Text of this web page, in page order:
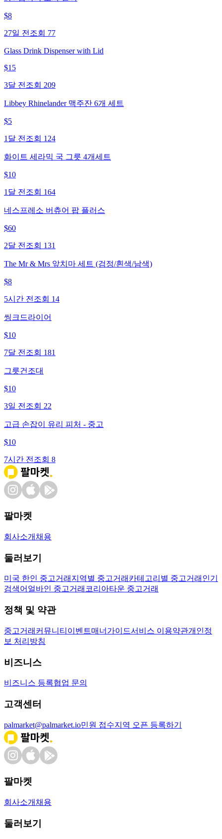
$8
27일 전 조회 77
Glass Drink Dispenser with Lid
$15
3달 전 조회 209
Libbey Rhinelander 맥주잔 6개 세트
$5
1달 전 조회 124
화이트 세라믹 국 그릇 4개세트
$10
1달 전 조회 164
네스프레소 버츄어 팝 플러스
$60
2달 전 조회 131
The Mr & Mrs 앞치마 세트 (검정/흰색/남색)
$8
5시간 전 조회 14
씽크드라이어
$10
7달 전 조회 181
그릇건조대
$10
3일 전 조회 22
고급 손잡이 유리 피처 - 중고
$10
7시간 전 조회 8
팔마켓
회사소개 채용
둘러보기
미국 한인 중고거래 지역별 중고거래 카테고리별 중고거래 인기
검색어 얼바인 중고거래 코리아타운 중고거래
정책 및 약관
중고거래 커뮤니티 이벤트매너가이드서비스 이용약관개인정
보 처리방침
비즈니스
비즈니스 등록협업 문의
고객센터
palmarket@palmarket.io민원 접수지역 오픈 등록하기
팔마켓
회사소개 채용
둘러보기